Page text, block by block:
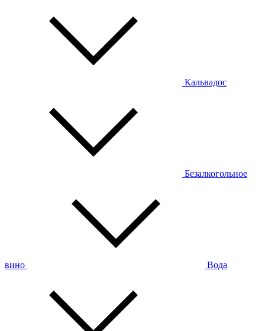
Кальвадос
Безалкогольное
вино Вода